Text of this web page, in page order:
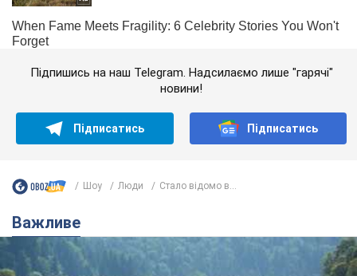
Підпишись на наш Telegram. Надсилаємо лише "гарячі"
новини!
Підписатись Підписатись
Шоу Люди Стало відомо в...
Важливе